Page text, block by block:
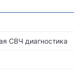
СВЧ диагностика